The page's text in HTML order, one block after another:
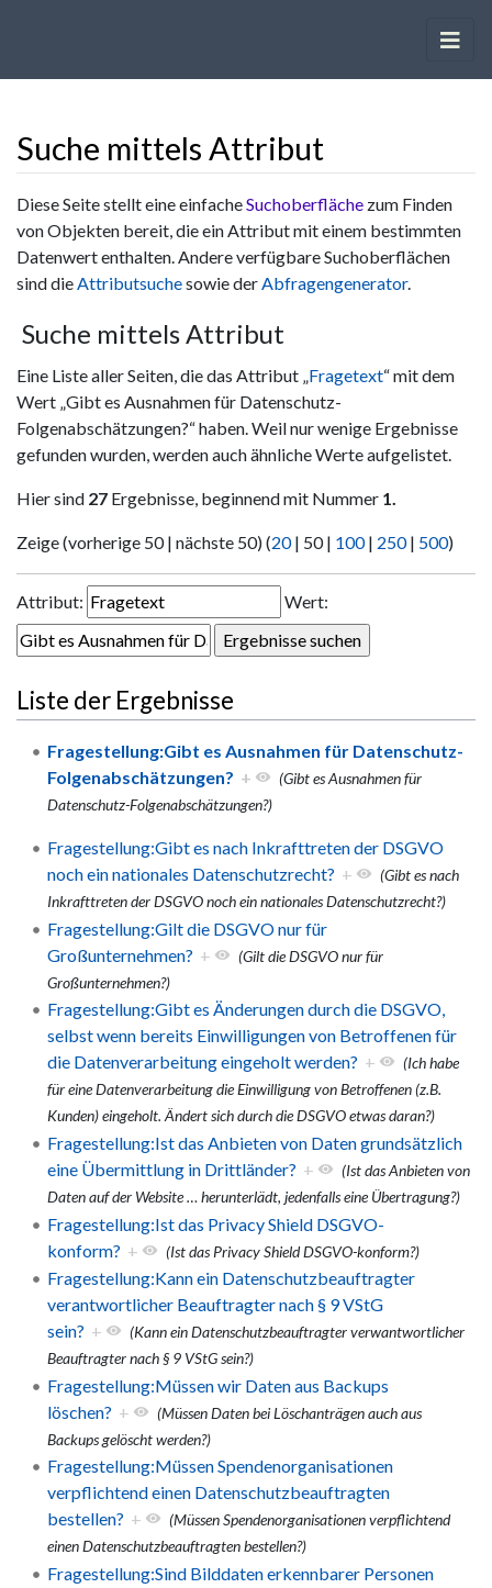
Suche mittels Attribut
Wechseln zu:Navigation,Suche
Diese Seite stellt eine einfacheSuchoberfläche zum Finden
von Objekten bereit, die ein Attribut mit einem bestimmten
Datenwert enthalten. Andere verfügbare Suchoberflächen
sind dieAttributsuchesowie derAbfragengenerator.
Suche mittels Attribut
Eine Liste aller Seiten, die das Attribut „Fragetext“ mit dem
Wert „Gibt es Ausnahmen für Datenschutz-
Folgenabschätzungen?“ haben. Weil nur wenige Ergebnisse
gefunden wurden, werden auch ähnliche Werte aufgelistet.
Hier sind 27 Ergebnisse, beginnend mit Nummer 1.
Zeige (vorherige 50 | nächste 50) (20| 50| 100| 250| 500)
Attribut: Wert:
Liste der Ergebnisse
Fragestellung:Gibt es Ausnahmen für Datenschutz-
Folgenabschätzungen? +
(Gibt es Ausnahmen für
Datenschutz-Folgenabschätzungen?)
Fragestellung:Gibt es nach Inkrafttreten der DSGVO
noch ein nationales Datenschutzrecht? +
(Gibt es nach
Inkrafttreten der DSGVO noch ein nationales Datenschutzrecht?)
Fragestellung:Gilt die DSGVO nur für
Großunternehmen? +
(Gilt die DSGVO nur für
Großunternehmen?)
Fragestellung:Gibt es Änderungen durch die DSGVO,
selbst wenn bereits Einwilligungen von Betroffenen für
die Datenverarbeitung eingeholt werden? +
(Ich habe
für eine Datenverarbeitung die Einwilligung von Betroffenen (z.B.
Kunden) eingeholt. Ändert sich durch die DSGVO etwas daran?)
Fragestellung:Ist das Anbieten von Daten grundsätzlich
eine Übermittlung in Drittländer? +
(Ist das Anbieten von
Daten auf der Website…herunterlädt, jedenfalls eine Übertragung?)
Fragestellung:Ist das Privacy Shield DSGVO-
konform? + (Ist das Privacy Shield DSGVO-konform?)
Fragestellung:Kann ein Datenschutzbeauftragter
verantwortlicher Beauftragter nach § 9 VStG
sein? +
(Kann ein Datenschutzbeauftragter verwantwortlicher
Beauftragter nach § 9 VStG sein?)
Fragestellung:Müssen wir Daten aus Backups
löschen? +
(Müssen Daten bei Löschanträgen auch aus
Backups gelöscht werden?)
Fragestellung:Müssen Spendenorganisationen
verpflichtend einen Datenschutzbeauftragten
bestellen? +
(Müssen Spendenorganisationen verpflichtend
einen Datenschutzbeauftragten bestellen?)
Fragestellung:Sind Bilddaten erkennbarer Personen